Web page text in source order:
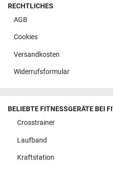
RECHTLICHES
AGB
Cookies
Versandkosten
Widerrufsformular
BELIEBTE FITNESSGERÄTE BEI
Crosstrainer
Laufband
Kraftstation